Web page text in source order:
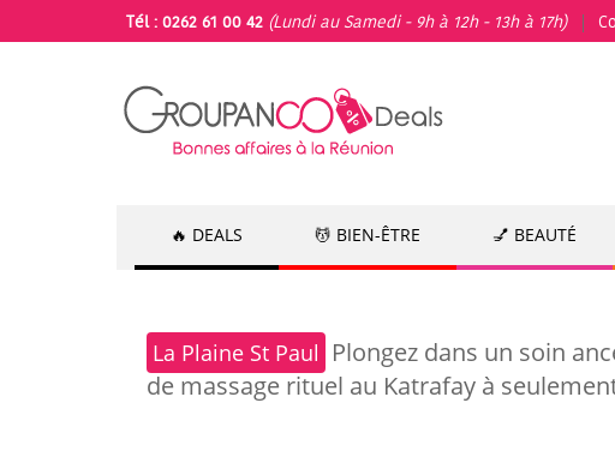
Tél : 0262 61 00 42 (Lundi au Samedi - 9h à 12h - 13h à 17h)
🔥 DEALS 💆 BIEN-ÊTRE 💅 BEAUTÉ
La Plaine St Paul Plongez dans un soin
de massage rituel au Katrafay à